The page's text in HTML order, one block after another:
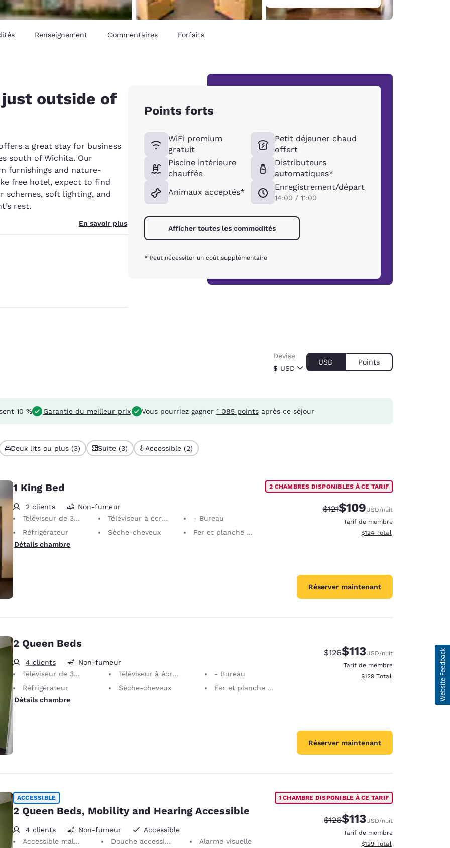
Renseignement Commentaires Forfaits
outside of
a great stay for business
south of Wichita. Our
furnishings and nature-
free hotel, expect to find
schemes, soft lighting, and
rest.
En savoir plus
Points forts
WiFi premium
gratuit
Piscine intérieure
chauffée
Animaux acceptés*
Petit déjeuner chaud
offert
Distributeurs
automatiques*
Enregistrement/départ
14:00 / 11:00
Afficher toutes les commodités
* Peut nécessiter un coût supplémentaire
$ USD
Devise
USD Points
10 % Garantie du meilleur prix Vous pourriez gagner 1 085 pointsaprès ce séjour
Deux lits ou plus (3) Suite (3) Accessible (2)
1 King Bed
2 clients
Non-fumeur
Téléviseur de 32 po
Téléviseur à écran plat
- Bureau
Réfrigérateur
Sèche-cheveux
Fer et planche à repasser
Détails chambre
2 CHAMBRES DISPONIBLES À CE TARIF
Tarif barré :
$121Tarif réduit :
$109USD/nuit
Tarif de membre
Afficher les détails totaux
$124 Total
Réserver maintenant
2 Queen Beds
4 clients
Non-fumeur
Téléviseur de 32 po
Téléviseur à écran plat
- Bureau
Réfrigérateur
Sèche-cheveux
Fer et planche à repasser
Détails chambre
Tarif barré :
$126Tarif réduit :
$113USD/nuit
Tarif de membre
Afficher les détails totaux
$129 Total
Réserver maintenant
ACCESSIBLE
2 Queen Beds, Mobility and Hearing Accessible
4 clients Non-fumeur
Accessible
Accessible malentendants et PMR
Douche accessible en fauteuil roulant
Alarme visuelle
1 CHAMBRE DISPONIBLE À CE TARIF
Tarif barré :
$126Tarif réduit :
$113USD/nuit
Tarif de membre
Afficher les détails totaux
$129 Total